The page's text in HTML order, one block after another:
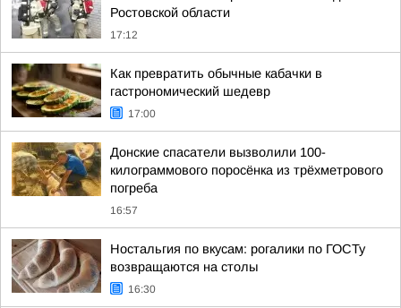
Ростовской области
17:12
Как превратить обычные кабачки в
гастрономический шедевр
17:00
Донские спасатели вызволили 100-
килограммового поросёнка из трёхметрового
погреба
16:57
Ностальгия по вкусам: рогалики по ГОСТу
возвращаются на столы
16:30